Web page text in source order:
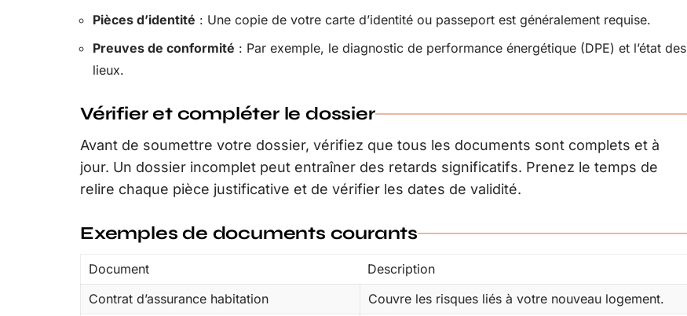
Pièces d’identité : Une copie de votre carte d’identité ou passeport est généralement requise.
Preuves de conformité : Par exemple, le diagnostic de performance énergétique (DPE) et l’état des
lieux.
Vérifier et compléter le dossier
Avant de soumettre votre dossier, vérifiez que tous les documents sont complets et à
jour. Un dossier incomplet peut entraîner des retards significatifs. Prenez le temps de
relire chaque pièce justificative et de vérifier les dates de validité.
Exemples de documents courants
Document
Description
Contrat d’assurance habitation
Couvre les risques liés à votre nouveau logement.